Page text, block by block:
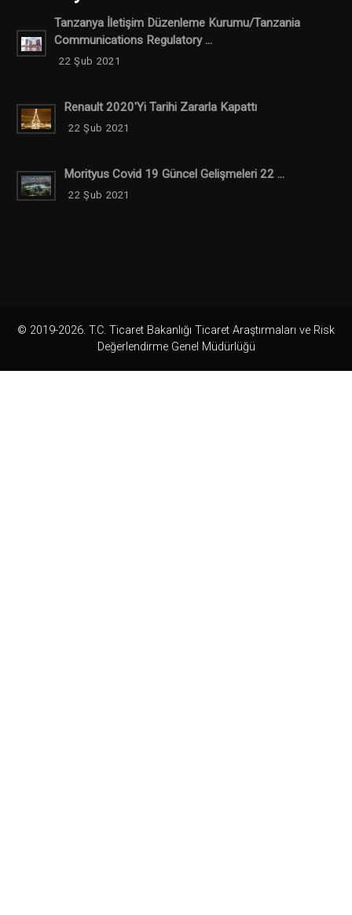
Tanzanya İletişim Düzenleme Kurumu/Tanzania
Communications Regulatory ...
22 Şub 2021
Renault 2020'yi Tarihi Zararla Kapattı
22 Şub 2021
Morityus Covid 19 Güncel Gelişmeleri 22 ...
22 Şub 2021
© 2019-2026. T.C. Ticaret Bakanlığı Ticaret Araştırmaları ve Risk
Değerlendirme Genel Müdürlüğü